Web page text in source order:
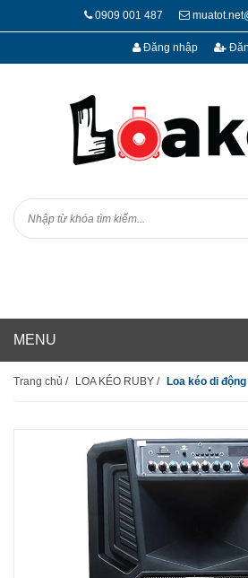
0909 001 487
Đăng nhập
Trang chủ / LOA KÉO RUBY / Loa kéo di